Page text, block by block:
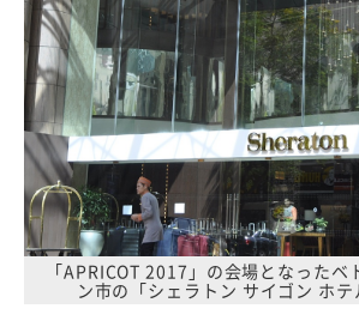
「APRICOT 2017」の会場となったベ
ン市の「シェラトン サイゴン ホ